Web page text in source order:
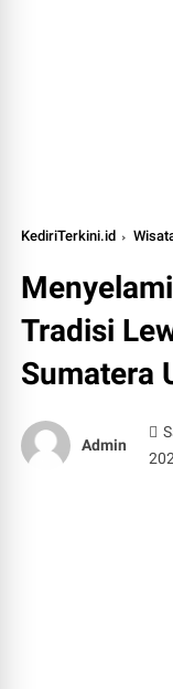
KediriTerkini.id
Tradisi
Sumatera
Admin